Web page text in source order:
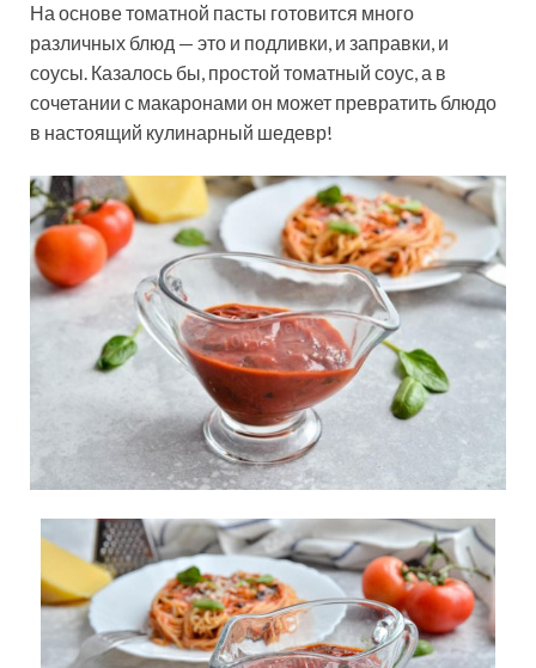
На основе томатной пасты готовится много
различных блюд — это и подливки, и заправки, и
соусы. Казалось бы, простой томатный соус, а в
сочетании с макаронами он может превратить блюдо
в настоящий кулинарный шедевр!